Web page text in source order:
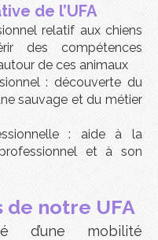
de l’UFA
relatif aux chiens
des compétences
de ces animaux
: découverte du
sauvage et du métier
: aide à la
et à son
de notre UFA
d’une mobilité